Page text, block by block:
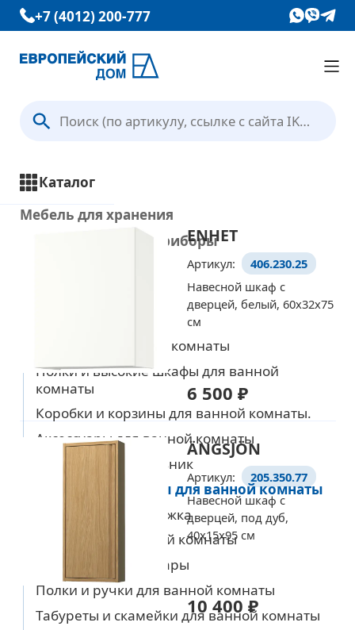
+7 (4012) 200-777
Каталог
Вопрос — Ответ
Отзывы
Условия доставки
Уже выбрали товары
на европейском сайте IKEA?
Тогда просто добавляйте
их в корзину по артикулу
Перейти в корзину
Каталог
Мебель для хранения
Кухни и кухонные приборы
Мебель для ванной комнаты
Полки и высокие шкафы для ванной
комнаты
Коробки и корзины для ванной комнаты.
Аксессуары для ванной комнаты
Тумбы под умывальник
Подвесные шкафы для ванной комнаты
Стирка, сушка и глажка
Текстиль для ванной комнаты
Душевые и аксессуары
Полки и ручки для ванной комнаты
Табуреты и скамейки для ванной комнаты
ENHET
Артикул:
406.230.25
Навесной шкаф с
дверцей, белый, 60x32x75
см
6 500 ₽
ÄNGSJÖN
Артикул:
205.350.77
Навесной шкаф с
дверцей, под дуб,
40x15x95 см
10 400 ₽